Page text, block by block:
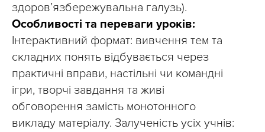
здоров’язбережувальна галузь).
Особливості та переваги уроків:
Інтерактивний формат: вивчення тем та
складних понять відбувається через
практичні вправи, настільні чи командні
ігри, творчі завдання та живі
обговорення замість монотонного
викладу матеріалу. Залученість усіх учнів: